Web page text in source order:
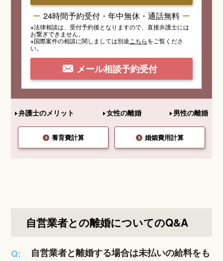
24時間予約受付・年中無休・通話無料
※法律相談は、受付予約後となりますので、 直接弁護士には
お繋ぎできません。
※国際案件の相談に関しましては別途 こちらをご覧くださ
い。
メール相談予約受付
弁護士のメリット 女性の離婚 男性の離婚
養育費計算 婚姻費用計算
自営業者との離婚についてのQ&A
Q:
自営業者と離婚する場合は未払いの給料をも